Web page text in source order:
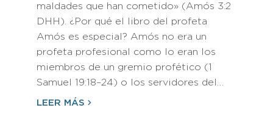
maldades que han cometido» (Amós 3:2
DHH). ¿Por qué el libro del profeta
Amós es especial? Amós no era un
profeta profesional como lo eran los
miembros de un gremio profético (1
Samuel 19:18–24) o los servidores del…
LEER MÁS